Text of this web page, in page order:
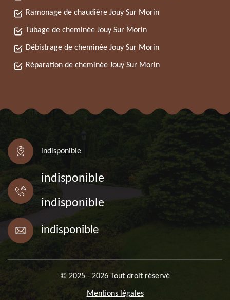
Ramonage de chaudière Jouy Sur Morin
Tubage de cheminée Jouy Sur Morin
Débistrage de cheminée Jouy Sur Morin
Réparation de cheminée Jouy Sur Morin
indisponible
indisponible
indisponible
indisponible
© 2025 - 2026 Tout droit réservé
Mentions légales